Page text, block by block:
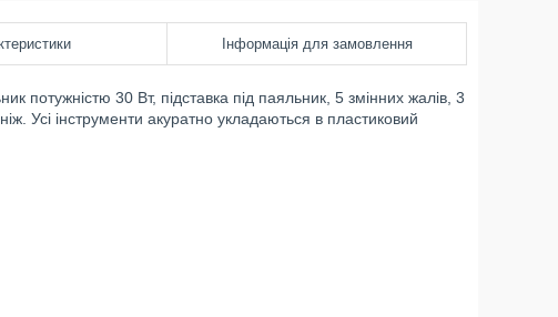
Інформація для замовлення
потужністю 30 Вт, підставка під паяльник, 5 змінних жалів, 3
ніж. Усі інструменти акуратно укладаються в пластиковий